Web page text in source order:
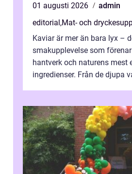
01 augusti 2026
admin
editorial,Mat- och
Kaviar är mer än bara lyx –
smakupplevelse som
hantverk och naturens mest
ingredienser. Från de djupa